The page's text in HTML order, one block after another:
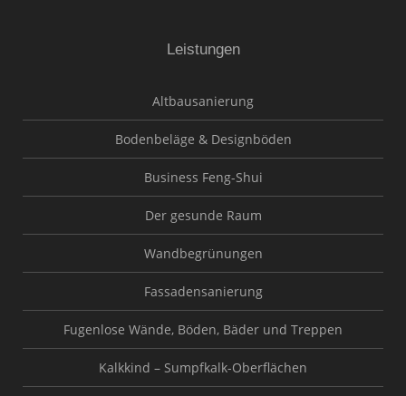
Leistungen
Altbausanierung
Bodenbeläge & Designböden
Business Feng-Shui
Der gesunde Raum
Wandbegrünungen
Fassadensanierung
Fugenlose Wände, Böden, Bäder und Treppen
Kalkkind – Sumpfkalk-Oberflächen